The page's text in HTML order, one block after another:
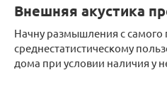
Внешняя акустика
Начну размышления с
среднестатистическому
дома при условии наличия у